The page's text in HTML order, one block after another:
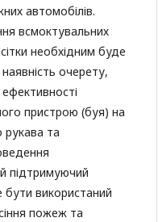
автомобілів.
всмоктувальних
необхідним буде
очерету,
пристрою (буя) на
та
підтримуючий
використаний
пожеж та